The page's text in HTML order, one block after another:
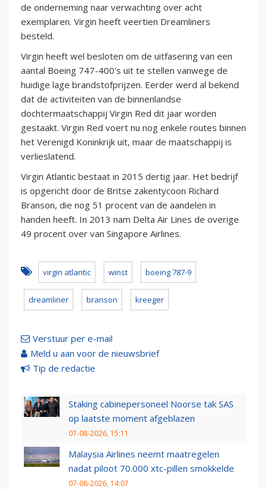
de onderneming naar verwachting over acht
exemplaren. Virgin heeft veertien Dreamliners
besteld.
Virgin heeft wel besloten om de uitfasering van een
aantal Boeing 747-400's uit te stellen vanwege de
huidige lage brandstofprijzen. Eerder werd al bekend
dat de activiteiten van de binnenlandse
dochtermaatschappij Virgin Red dit jaar worden
gestaakt. Virgin Red voert nu nog enkele routes binnen
het Verenigd Koninkrijk uit, maar de maatschappij is
verlieslatend.
Virgin Atlantic bestaat in 2015 dertig jaar. Het bedrijf
is opgericht door de Britse zakentycoon Richard
Branson, die nog 51 procent van de aandelen in
handen heeft. In 2013 nam Delta Air Lines de overige
49 procent over van Singapore Airlines.
virgin atlantic winst boeing 787-9
dreamliner branson kreeger
Verstuur per e-mail
Meld u aan voor de nieuwsbrief
Tip de redactie
Staking cabinepersoneel Noorse tak SAS
op laatste moment afgeblazen
07-08-2026, 15:11
Malaysia Airlines neemt maatregelen
nadat piloot 70.000 xtc-pillen smokkelde
07-08-2026, 14:07